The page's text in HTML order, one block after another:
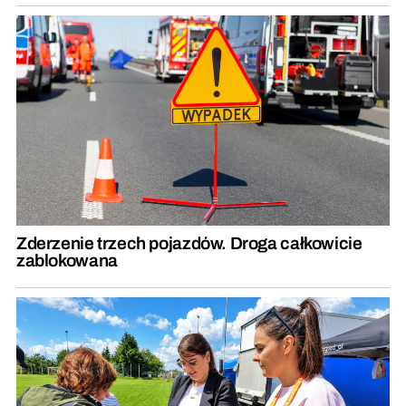
Zderzenie trzech pojazdów. Droga całkowicie
zablokowana